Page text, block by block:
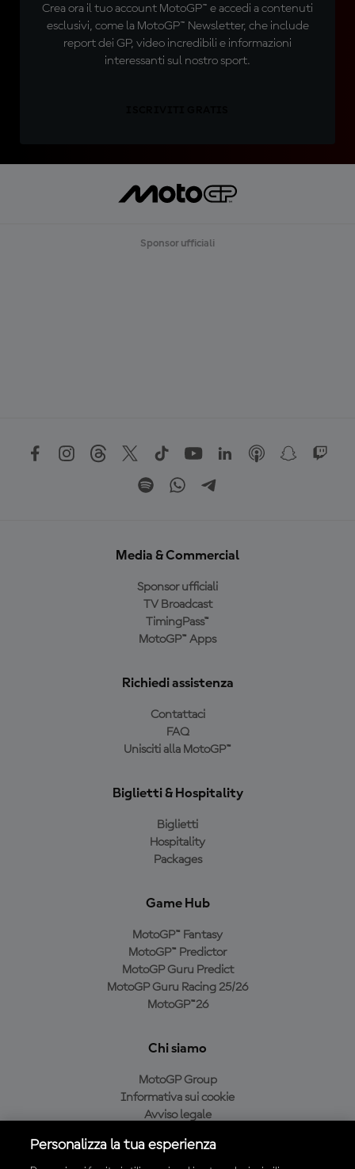
Crea ora il tuo account MotoGP™ e accedi a contenuti
esclusivi, come la MotoGP™ Newsletter, che include
report dei GP, video incredibili e informazioni
interessanti sul nostro sport.
Sponsor ufficiali
Media & Commercial
Sponsor ufficiali
TV Broadcast
TimingPass™
MotoGP™ Apps
Richiedi assistenza
Contattaci
FAQ
Unisciti alla MotoGP™
Biglietti & Hospitality
Biglietti
Hospitality
Packages
Game Hub
MotoGP™ Fantasy
MotoGP™ Predictor
MotoGP Guru Predict
MotoGP Guru Racing 25/26
MotoGP™26
Chi siamo
MotoGP Group
Informativa sui cookie
Avviso legale
Condizioni di acquisto
Personalizza la tua esperienza